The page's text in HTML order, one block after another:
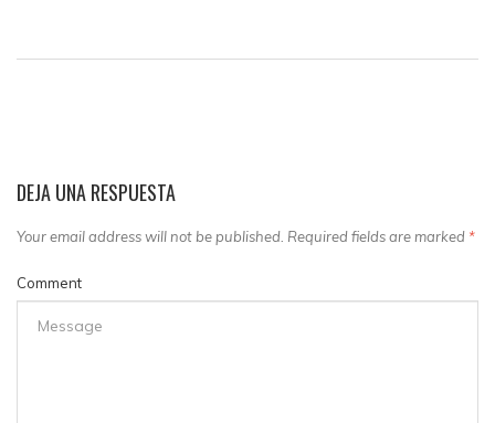
DEJA UNA RESPUESTA
Your email address will not be published. Required fields are marked *
Comment